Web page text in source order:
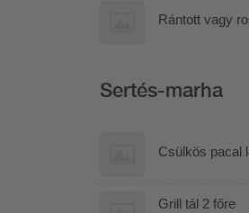
Rántott vagy
Sertés-marha
Csülkös pacal
Grill tál 2 főre